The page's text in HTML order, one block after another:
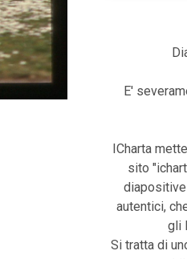
E'
ICharta
sito
autentici,
gli
Si tratta di